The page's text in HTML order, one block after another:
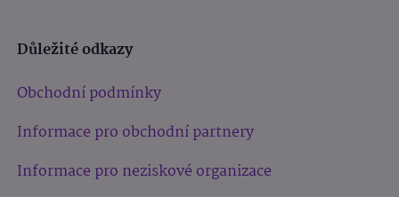
Důležité odkazy
Obchodní podmínky
Informace pro obchodní partnery
Informace pro neziskové organizace